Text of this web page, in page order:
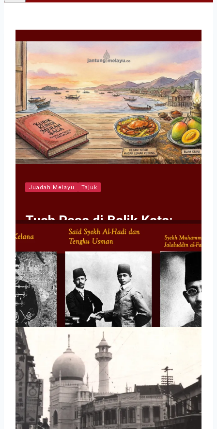
Juadah Melayu Tajuk
Tuah Rasa di Balik Kata:
Gastronomi Melayu dalam
Pantun Warisan
ByAdi Pranadipa Apr 2, 2026 6 Min Read
Kutubkhanah Sejarah Melayu
Meninjau Kembali Perdirian
Rusjdiyah (Club) Riouw P.